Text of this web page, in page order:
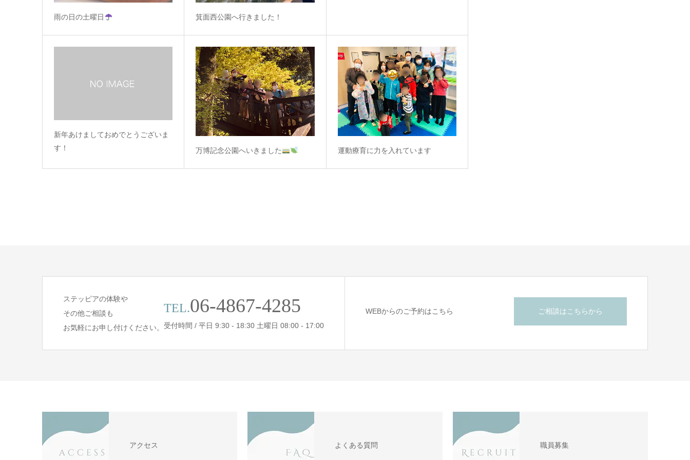
雨の日の土曜日 箕面西公園へ行きました！
新年あけましておめでとうございま
す！
万博記念公園へいきました 運動療育に力を入れています
ステッピアの体験や
その他ご相談も
お気軽にお申し付けください。
TEL.06-4867-4285
受付時間 / 平日 9:30 - 18:30 土曜日 08:00 - 17:00
WEBからのご予約はこちら ご相談はこちらから
アクセス よくある質問 職員募集